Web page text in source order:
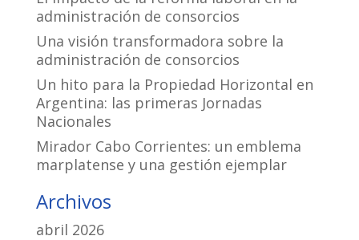
administración de consorcios
Una visión transformadora sobre la
administración de consorcios
Un hito para la Propiedad Horizontal en
Argentina: las primeras Jornadas
Nacionales
Mirador Cabo Corrientes: un emblema
marplatense y una gestión ejemplar
Archivos
abril 2026